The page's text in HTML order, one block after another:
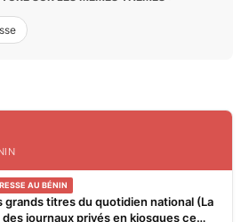
AU BÉNIN
grands titres du quotidien national (La
journaux privés en kiosques ce